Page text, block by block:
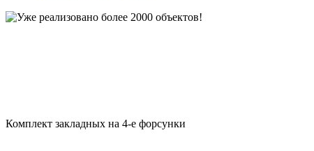
Комплект закладных на 4-е форсунки